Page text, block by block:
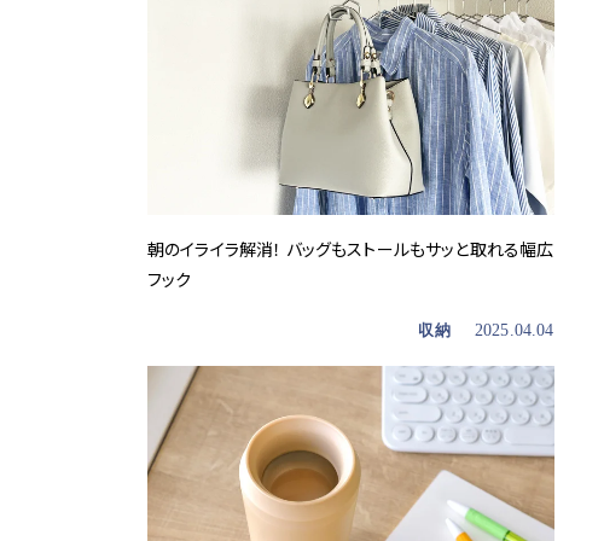
朝のイライラ解消！ バッグもストールもサッと取れる幅広
フック
収納 2025.04.04